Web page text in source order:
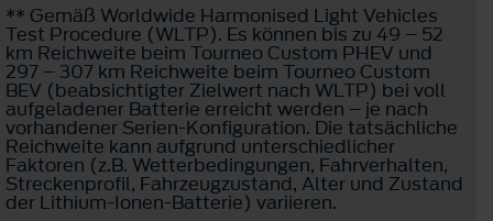
** Gemäß Worldwide Harmonised Light Vehicles
Test Procedure (WLTP). Es können bis zu 49 – 52
km Reichweite beim Tourneo Custom PHEV und
297 – 307 km Reichweite beim Tourneo Custom
BEV (beabsichtigter Zielwert nach WLTP) bei voll
aufgeladener Batterie erreicht werden – je nach
vorhandener Serien-Konfiguration. Die tatsächliche
Reichweite kann aufgrund unterschiedlicher
Faktoren (z.B. Wetterbedingungen, Fahrverhalten,
Streckenprofil, Fahrzeugzustand, Alter und Zustand
der Lithium-Ionen-Batterie) variieren.